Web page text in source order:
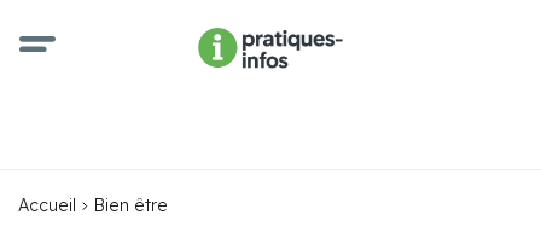
Accueil Bien être